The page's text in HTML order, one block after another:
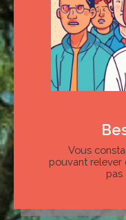
Vous
pouvant relever
pas